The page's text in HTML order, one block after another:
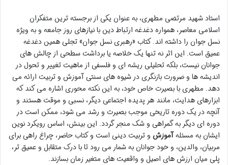
استاد شهید مرتضی مطهری، به عنوان یکی از برجسته ترین متفکران
اسلامی معاصر، همواره دغدغه ارتباط دین با نیازهای روز جامعه و به ویژه
نسل جوان را داشته اند. کتاب «رهبری نسل جوان» تجلی همین دغدغه
عمیق است. این اثر نه تنها یک خلاصه یا برداشت سطحی از چالش های
جوانان نیست، بلکه تحلیلی ریشه ای و فلسفی از ماهیت تغییر و تحول در
اندیشه ها و ضرورت بازنگری در شیوه های سنتی آموزش و تربیت ارائه می
دهد. مطهری با بصیرت خاص خود، به این نکته محوری اشاره می کند که
ابزارهای هدایت، مانند هر پدیده اجتماعی دیگر، نسبی و موقت هستند و
آنچه در یک دوره تاریخی موجب بصیرت و رشد می شود، ممکن است در
دوره ای دیگر به گمراهی و شک منجر گردد. این بینش، اساس رویکرد نوین
ایشان به مسئلهآموزش و تربیت دینی است و کتاب حاضر، چراغ راهی برای
مربیان، والدین، و خود جوانان به شمار می رود تا با درک متقابل و عمیق تر،
پلی میان ارزش های اصیل و واقعیت های متغیر زمان بسازند.